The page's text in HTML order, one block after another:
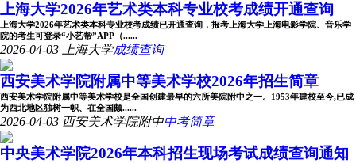
上海大学2026年艺术类本科专业校考成绩开通查询
上海大学2026年艺术类本科专业校考成绩已开通查询，报考上海大学上海电影学院、音乐学
院的考生可登录“小艺帮”APP（......
2026-04-03 上海大学成绩查询
西安美术学院附属中等美术学校2026年招生简章
西安美术学院附属中等美术学校是全国创建最早的六所美院附中之一。1953年建校至今,已成
为西北地区独树一帜、在全国颇......
2026-04-03 西安美术学院附中中考简章
中央美术学院2026年本科招生现场考试成绩查询通知